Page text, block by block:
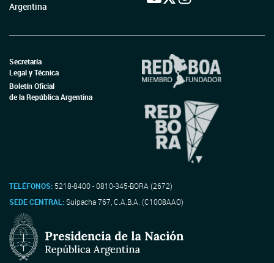
Argentina
Secretaría
Legal y Técnica
Boletín Oficial
de la República Argentina
TELÉFONOS: 5218-8400 - 0810-345-BORA (2672)
SEDE CENTRAL:Suipacha 767, C.A.B.A. (C1008AAO)